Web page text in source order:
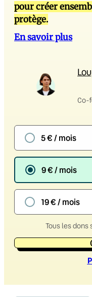
pour créer
protège.
En savoir plus
Co-
5 € / mois
9 € / mois
19 € / mois
Tous les